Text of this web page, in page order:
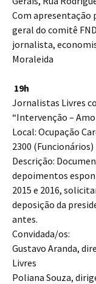
Com apresentação
geral do comitê
jornalista,
Moraleida
19h
Jornalistas Livres
“Intervenção –
Local: Ocupação
2300 (Funcionários)
Descrição:
depoimentos
2015 e 2016,
deposição da
antes.
Convidada/os:
Gustavo Aranda,
Livres
Poliana Souza,